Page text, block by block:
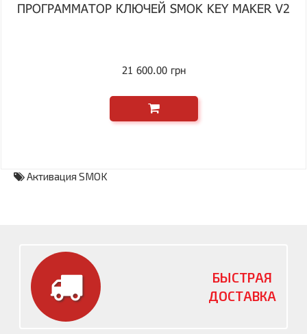
ПРОГРАММАТОР КЛЮЧЕЙ SMOK KEY MAKER V2
21 600.00 грн
Активация SMOK
БЫСТРАЯ
ДОСТАВКА